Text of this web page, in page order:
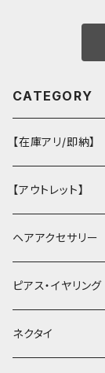
CATEGORY
【在庫アリ/即納】
【アウトレット】
ヘアアクセサリー
ヘアクリップ
ヘッドドレス・カチ
ピアス・イヤリング
ネクタイ